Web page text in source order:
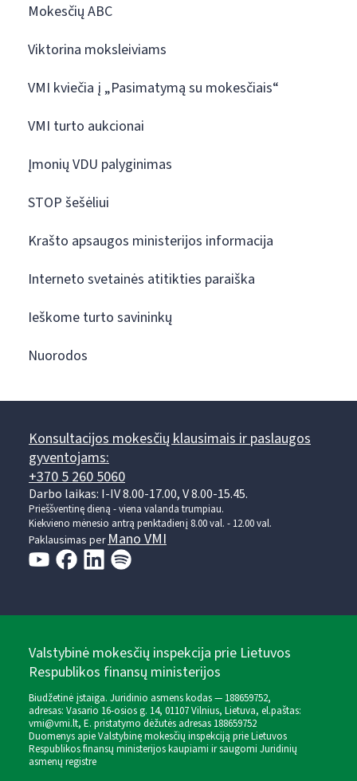
Mokesčių ABC
Viktorina moksleiviams
VMI kviečia į „Pasimatymą su mokesčiais“
VMI turto aukcionai
Įmonių VDU palyginimas
STOP šešėliui
Krašto apsaugos ministerijos informacija
Interneto svetainės atitikties paraiška
Ieškome turto savininkų
Nuorodos
Konsultacijos mokesčių klausimais ir paslaugos
gyventojams:
+370 5 260 5060
Darbo laikas: I-IV 8.00-17.00, V 8.00-15.45.
Prieššventinę dieną - viena valanda trumpiau.
Kiekvieno mėnesio antrą penktadienį 8.00 val. - 12.00 val.
Paklausimas per Mano VMI
Valstybinė mokesčių inspekcija prie Lietuvos
Respublikos finansų ministerijos
Biudžetinė įstaiga. Juridinio asmens kodas — 188659752,
adresas: Vasario 16-osios g. 14, 01107 Vilnius, Lietuva, el.paštas:
vmi@vmi.lt, E. pristatymo dėžutės adresas 188659752
Duomenys apie Valstybinę mokesčių inspekciją prie Lietuvos
Respublikos finansų ministerijos kaupiami ir saugomi Juridinių
asmenų registre